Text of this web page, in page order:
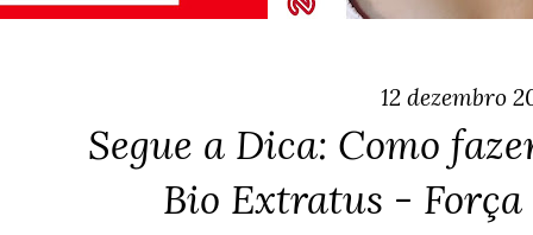
12 dezembro
Segue a Dica: Como
Bio Extratus -